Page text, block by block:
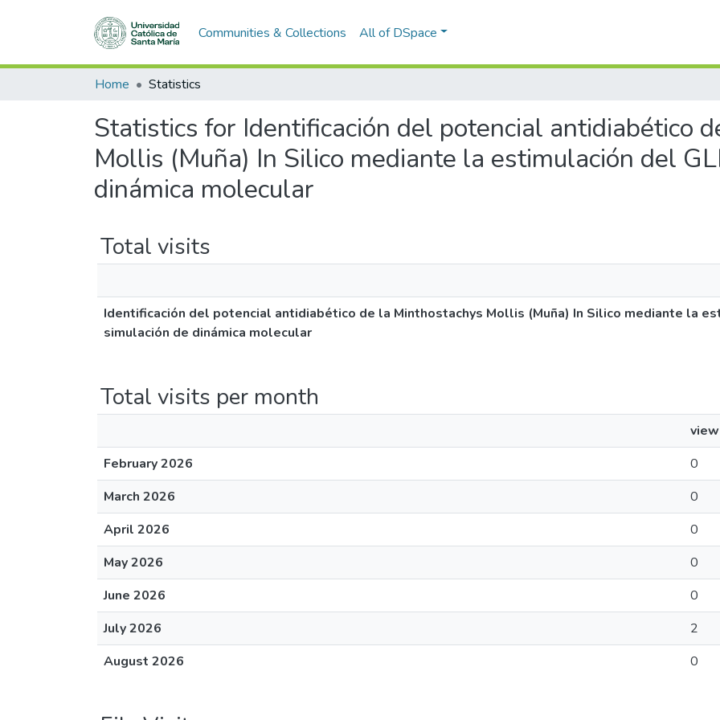
Communities & Collections All of DSpace
Home Statistics
Statistics for Identificación del potencial antidiabético
Mollis (Muña) In Silico mediante la estimulación del
dinámica molecular
Total visits
Identificación del potencial antidiabético de la Minthostachys Mollis (Muña) In Silico mediante la
simulación de dinámica molecular
Total visits per month
February 2026
0
March 2026
0
April 2026
0
May 2026
0
June 2026
0
July 2026
2
August 2026
0